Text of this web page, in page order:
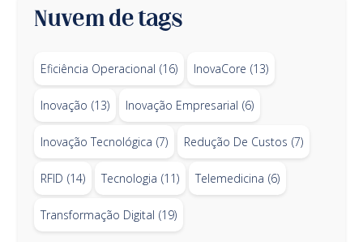
Nuvem de tags
Eficiência Operacional (16) InovaCore (13)
Inovação (13) Inovação Empresarial (6)
Inovação Tecnológica (7) Redução De Custos (7)
RFID (14) Tecnologia (11) Telemedicina (6)
Transformação Digital (19)